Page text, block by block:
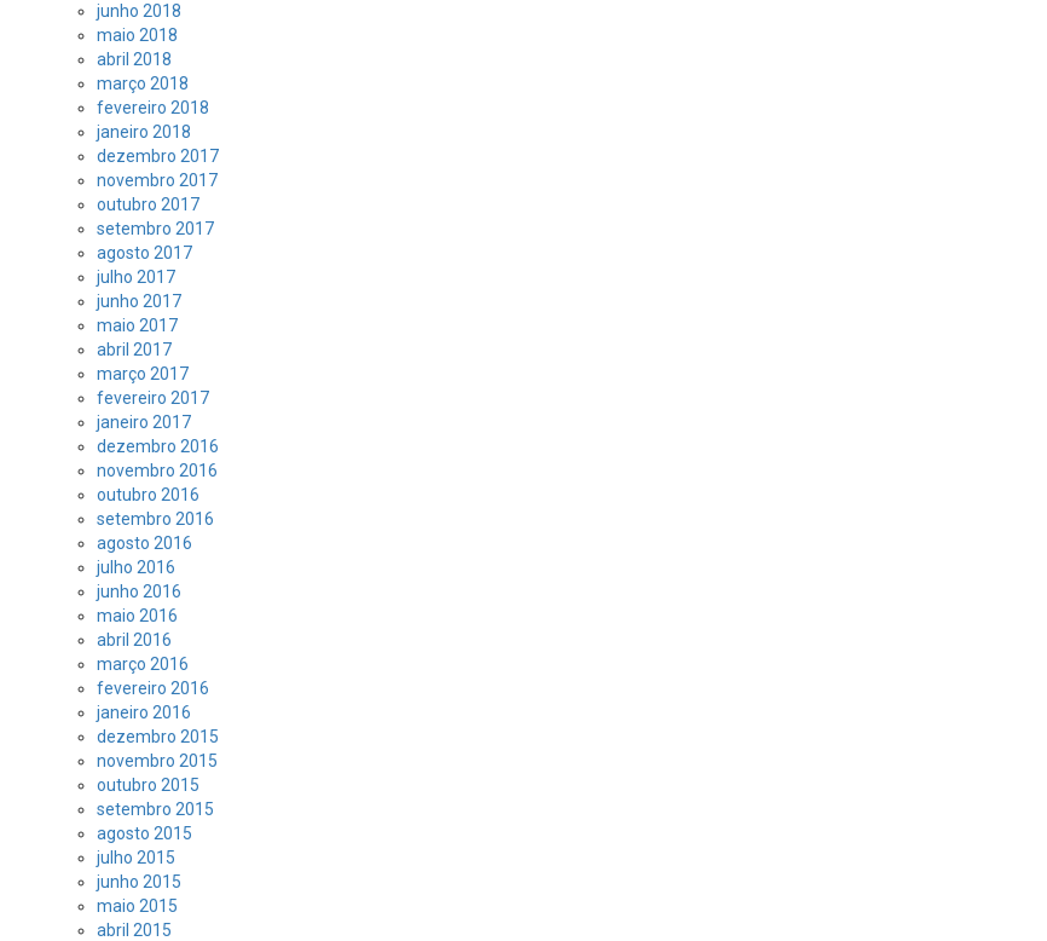
junho 2018
maio 2018
abril 2018
março 2018
fevereiro 2018
janeiro 2018
dezembro 2017
novembro 2017
outubro 2017
setembro 2017
agosto 2017
julho 2017
junho 2017
maio 2017
abril 2017
março 2017
fevereiro 2017
janeiro 2017
dezembro 2016
novembro 2016
outubro 2016
setembro 2016
agosto 2016
julho 2016
junho 2016
maio 2016
abril 2016
março 2016
fevereiro 2016
janeiro 2016
dezembro 2015
novembro 2015
outubro 2015
setembro 2015
agosto 2015
julho 2015
junho 2015
maio 2015
abril 2015